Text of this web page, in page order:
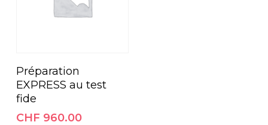
Ajouter Au Panier
Préparation
EXPRESS au test
fide
CHF 960.00